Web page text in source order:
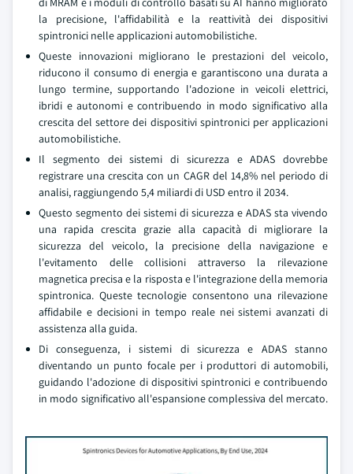
la precisione, l'affidabilità e la reattività dei dispositivi
spintronici nelle applicazioni automobilistiche.
Queste innovazioni migliorano le prestazioni del veicolo,
riducono il consumo di energia e garantiscono una durata a
lungo termine, supportando l'adozione in veicoli elettrici,
ibridi e autonomi e contribuendo in modo significativo alla
crescita del settore dei dispositivi spintronici per applicazioni
automobilistiche.
Il segmento dei sistemi di sicurezza e ADAS dovrebbe
registrare una crescita con un CAGR del 14,8% nel periodo di
analisi, raggiungendo 5,4 miliardi di USD entro il 2034.
Questo segmento dei sistemi di sicurezza e ADAS sta vivendo
una rapida crescita grazie alla capacità di migliorare la
sicurezza del veicolo, la precisione della navigazione e
l'evitamento delle collisioni attraverso la rilevazione
magnetica precisa e la risposta e l'integrazione della memoria
spintronica. Queste tecnologie consentono una rilevazione
affidabile e decisioni in tempo reale nei sistemi avanzati di
assistenza alla guida.
Di conseguenza, i sistemi di sicurezza e ADAS stanno
diventando un punto focale per i produttori di automobili,
guidando l'adozione di dispositivi spintronici e contribuendo
in modo significativo all'espansione complessiva del mercato.